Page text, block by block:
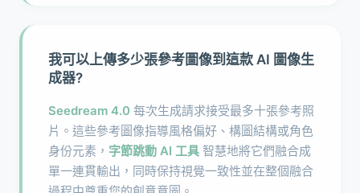
我可以上傳多少張參考圖像到這款 AI 圖像生
成器?
Seedream 4.0 每次生成請求接受最多十張參考照
片。這些參考圖像指導風格偏好、構圖結構或角色
身份元素， 字節跳動 AI 工具 智慧地將它們融合成
單一連貫輸出，同時保持視覺一致性並在整個融合